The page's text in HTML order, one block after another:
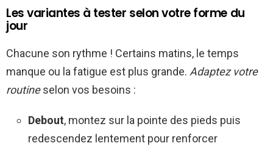
Les variantes à tester selon votre forme du
jour
Chacune son rythme ! Certains matins, le temps
manque ou la fatigue est plus grande. Adaptez votre
routineselon vos besoins :
Debout, montez sur la pointe des pieds puis
redescendez lentement pour renforcer